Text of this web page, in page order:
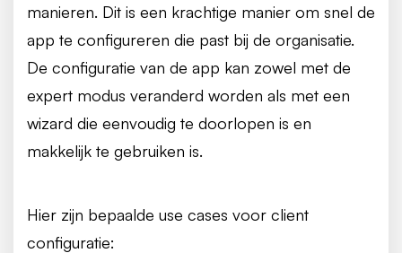
manieren. Dit is een krachtige manier om snel de
app te configureren die past bij de organisatie.
De configuratie van de app kan zowel met de
expert modus veranderd worden als met een
wizard die eenvoudig te doorlopen is en
makkelijk te gebruiken is.
Hier zijn bepaalde use cases voor client
configuratie: